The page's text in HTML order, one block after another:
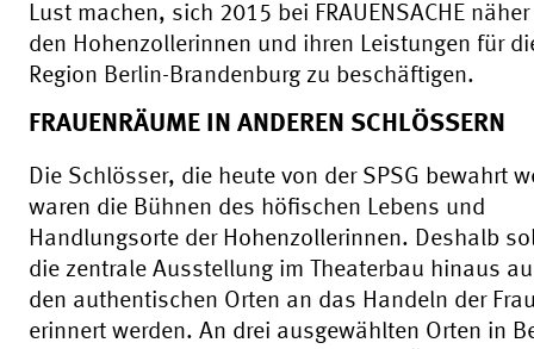
Lust machen, sich 2015 bei FRAUENSACHE
den Hohenzollerinnen und ihren Leistungen für
Region Berlin-Brandenburg zu beschäftigen.
FRAUENRÄUME IN ANDEREN SCHLÖSSERN
Die Schlösser, die heute von der SPSG bewahrt
waren die Bühnen des höfischen Lebens und
Handlungsorte der Hohenzollerinnen. Deshalb
die zentrale Ausstellung im Theaterbau hinaus
den authentischen Orten an das Handeln der
erinnert werden. An drei ausgewählten Orten in